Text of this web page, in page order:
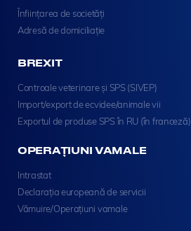
Înființarea de societăți
Adresă de domiciliație
BREXIT
Controale veterinare și SPS (SIVEP)
Import/export de ecvidee/animale vii
Exportul de produse SPS în RU (în franceză)
OPERAȚIUNI VAMALE
Intrastat
Declarația europeană de servicii
Vămuire/Operațiuni vamale